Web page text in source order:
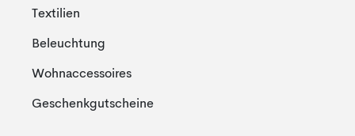
Textilien
Beleuchtung
Wohnaccessoires
Geschenkgutscheine